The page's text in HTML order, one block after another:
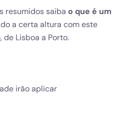
resumidos saiba o que é um
a certa altura com este
Lisboa a Porto.
irão aplicar